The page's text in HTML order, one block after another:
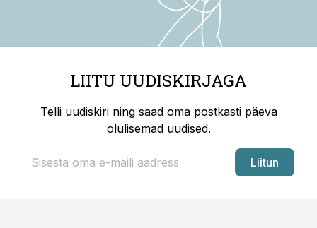
LIITU UUDISKIRJAGA
Telli uudiskiri ning saad oma postkasti päeva
olulisemad uudised.
Liitun